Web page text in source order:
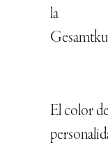
la
El color